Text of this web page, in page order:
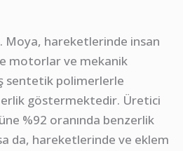
Moya, hareketlerinde insan
motorlar ve mekanik
sentetik polimerlerle
göstermektedir. Üretici
%92 oranında benzerlik
da, hareketlerinde ve eklem